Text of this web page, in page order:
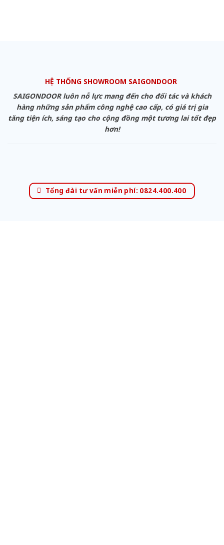
HỆ THỐNG SHOWROOM SAIGONDOOR
SAIGONDOOR luôn nỗ lực mang đến cho đối tác và khách
hàng những sản phẩm công nghệ cao cấp, có giá trị gia
tăng tiện ích, sáng tạo cho cộng đồng một tương lai tốt đẹp
hơn!
Tổng đài tư vấn miễn phí: 0824.400.400